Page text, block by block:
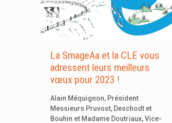
La SmageAa et la CLE vous
adressent leurs meilleurs
vœux pour 2023 !
Alain Méquignon, Président
Messieurs Pruvost, Deschodt et
Bouhin et Madame Doutriaux, Vice-